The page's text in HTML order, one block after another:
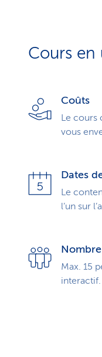
Cours
Coûts
Le cours
vous
Dates
Le
l’un sur
Max. 15
interactif.